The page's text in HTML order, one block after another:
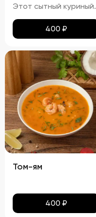
Этот сытный куриный суп сочетает в себе насыщенный вкус и разнообразные текстуры. Бульон густой и
400 ₽
Том-ям
400 ₽